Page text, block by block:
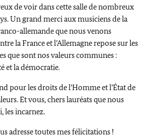
de voir dans cette salle de nombreux
Un grand merci aux musiciens de la
allemande que nous venons
la France et l’Allemagne repose sur les
que sont nos valeurs communes :
et la démocratie.
pour les droits de l’Homme et l’État de
Et vous, chers lauréats que nous
les incarnez.
adresse toutes mes félicitations !